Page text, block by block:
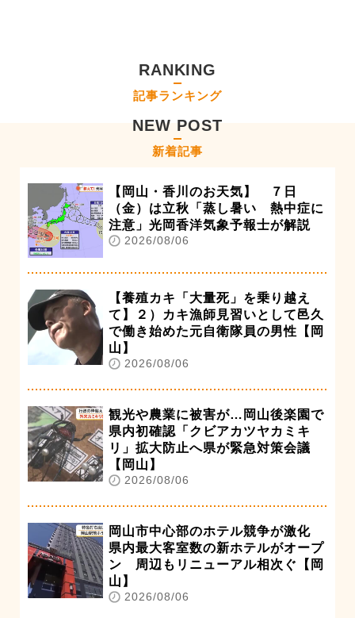
RANKING
記事ランキング
NEW POST
新着記事
【岡山・香川のお天気】 ７日
（金）は立秋「蒸し暑い 熱中症に
注意」光岡香洋気象予報士が解説
2026/08/06
【養殖カキ「大量死」を乗り越え
て】２）カキ漁師見習いとして邑久
で働き始めた元自衛隊員の男性【岡
山】
2026/08/06
観光や農業に被害が…岡山後楽園で
県内初確認「クビアカツヤカミキ
リ」拡大防止へ県が緊急対策会議
【岡山】
2026/08/06
岡山市中心部のホテル競争が激化
県内最大客室数の新ホテルがオープ
ン 周辺もリニューアル相次ぐ【岡
山】
2026/08/06